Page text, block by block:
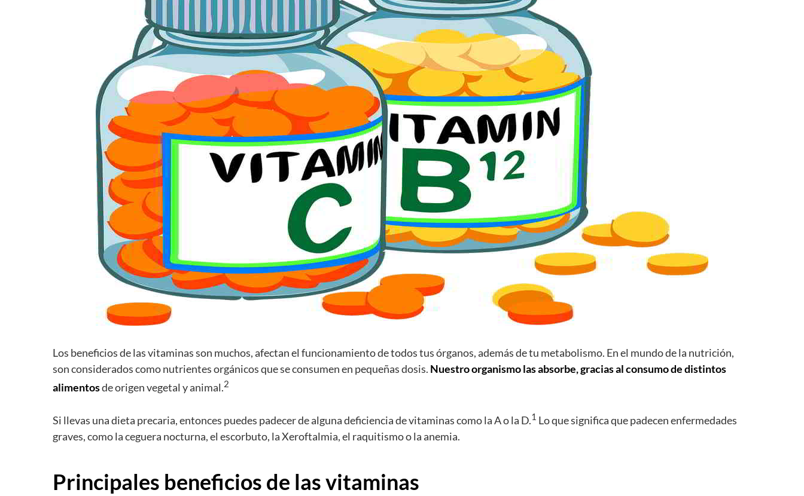
Los beneficios de las vitaminas son muchos, afectan el funcionamiento de todos tus órganos, además de tu metabolismo. En el mundo de la nutrición,
son considerados como nutrientes orgánicos que se consumen en pequeñas dosis. Nuestro organismo las absorbe, gracias al consumo de distintos
alimentosde origen vegetal y animal.2
Si llevas una dieta precaria, entonces puedes padecer de alguna deficiencia de vitaminas como la A o la D.1 Lo que significa que padecen enfermedades
graves, como la ceguera nocturna, el escorbuto, la Xeroftalmia, el raquitismo o la anemia.
Principales beneficios de las vitaminas